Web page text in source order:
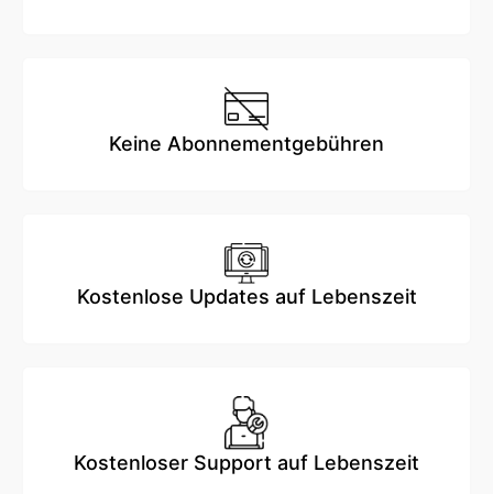
Keine Abonnementgebühren
Kostenlose Updates auf Lebenszeit
Kostenloser Support auf Lebenszeit